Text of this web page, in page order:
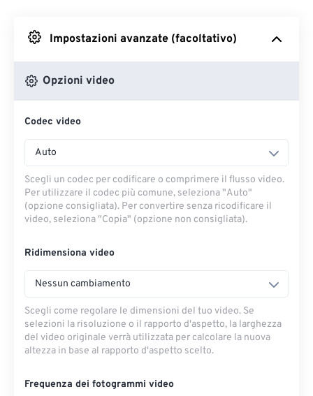
Da Google Drive
Impostazioni avanzate (facoltativo)
Opzioni video
Codec video
Auto
Scegli un codec per codificare o comprimere il flusso video.
Per utilizzare il codec più comune, seleziona "Auto"
(opzione consigliata). Per convertire senza ricodificare il
video, seleziona "Copia" (opzione non consigliata).
Ridimensiona video
Nessun cambiamento
Scegli come regolare le dimensioni del tuo video. Se
selezioni la risoluzione o il rapporto d'aspetto, la larghezza
del video originale verrà utilizzata per calcolare la nuova
altezza in base al rapporto d'aspetto scelto.
Frequenza dei fotogrammi video